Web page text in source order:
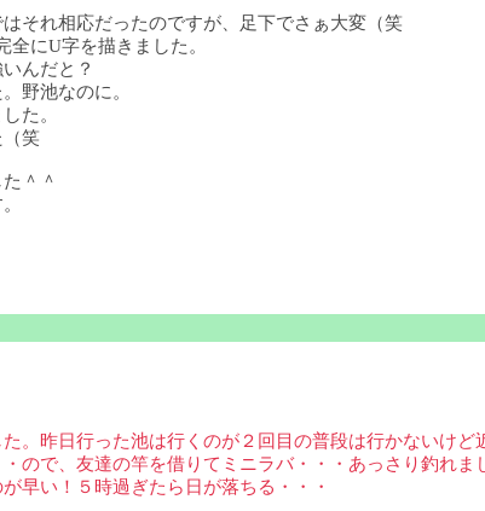
それ相応だったのですが、足下でさぁ大変（笑
にU字を描きました。
んだと？
野池なのに。
た。
笑
＾＾
。昨日行った池は行くのが２回目の普段は行かないけ
ので、友達の竿を借りてミニラバ・・・あっさり釣れ
早い！５時過ぎたら日が落ちる・・・